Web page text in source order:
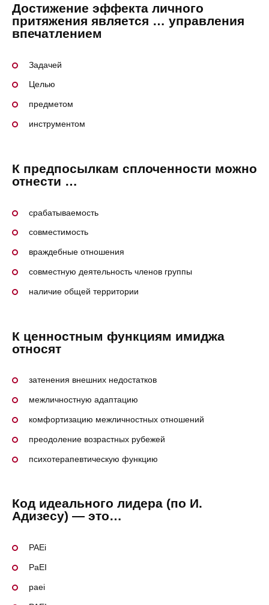
Достижение эффекта личного
притяжения является … управления
впечатлением
Задачей
Целью
предметом
инструментом
К предпосылкам сплоченности можно
отнести …
срабатываемость
совместимость
враждебные отношения
совместную деятельность членов группы
наличие общей территории
К ценностным функциям имиджа
относят
затенения внешних недостатков
межличностную адаптацию
комфортизацию межличностных отношений
преодоление возрастных рубежей
психотерапевтическую функцию
Код идеального лидера (по И.
Адизесу) — это…
PAEi
PaEI
paei